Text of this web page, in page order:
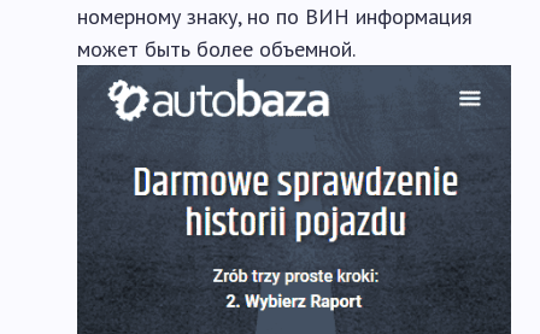
номерному знаку, но по ВИН информация
может быть более объемной.